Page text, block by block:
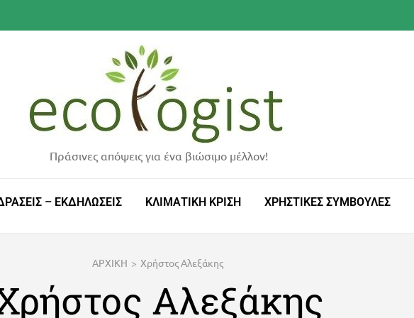
Πράσινες απόψεις για ένα βιώσιμο μέλλον!
– ΕΚΔΗΛΩΣΕΙΣ ΚΛΙΜΑΤΙΚΗ ΚΡΙΣΗ ΧΡΗΣΤΙΚΕΣ ΣΥΜΒΟΥΛΕΣ
ΑΡΧΙΚΗ > Χρήστος Αλεξάκης
Αλεξάκης